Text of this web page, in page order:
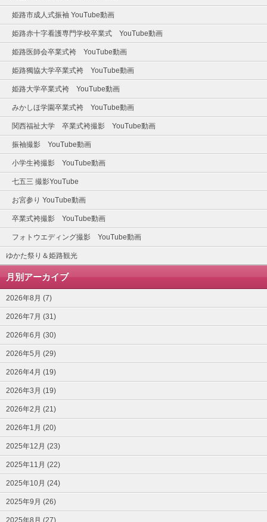
姫路市成人式振袖 YouTube動画
姫路赤十字看護専門学校卒業式 YouTube動画
姫路医師会卒業式袴 YouTube動画
姫路獨協大学卒業式袴 YouTube動画
姫路大学卒業式袴 YouTube動画
みかしほ学園卒業式袴 YouTube動画
関西福祉大学 卒業式袴撮影 YouTube動画
振袖撮影 YouTube動画
小学生袴撮影 YouTube動画
七五三 撮影YouTube
お宮参り YouTube動画
卒業式袴撮影 YouTube動画
フォトウエディング撮影 YouTube動画
ゆかた祭り＆姫路観光
月別アーカイブ
2026年8月 (7)
2026年7月 (31)
2026年6月 (30)
2026年5月 (29)
2026年4月 (19)
2026年3月 (19)
2026年2月 (21)
2026年1月 (20)
2025年12月 (23)
2025年11月 (22)
2025年10月 (24)
2025年9月 (26)
2025年8月 (27)